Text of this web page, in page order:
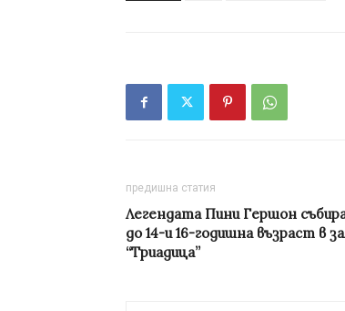
предишна статия
Легендата Пини Гершон
до 14-и 16-годишна възраст в
“Триадица”